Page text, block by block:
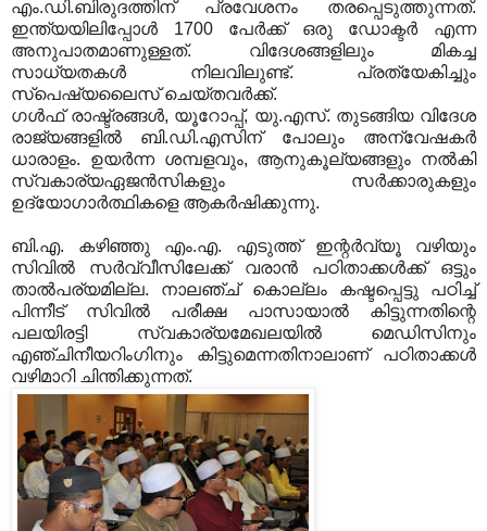
എം.ഡി.ബിരുദത്തിന് പ്രവേശനം തരപ്പെടുത്തുന്നത്.
ഇന്ത്യയിലിപ്പോള്‍ 1700 പേര്‍ക്ക് ഒരു ഡോക്ടര്‍ എന്ന
അനുപാതമാണുള്ളത്. വിദേശങ്ങളിലും മികച്ച
സാധ്യതകള്‍ നിലവിലുണ്ട്. പ്രത്യേകിച്ചും
സ്പെഷ്യലൈസ് ചെയ്തവര്‍ക്ക്.
ഗള്‍ഫ് രാഷ്ട്രങ്ങള്‍, യൂറോപ്പ്, യു.എസ്. തുടങ്ങിയ വിദേശ
രാജ്യങ്ങളില്‍ ബി.ഡി.എസിന് പോലും അന്വേഷകര്‍
ധാരാളം. ഉയര്‍ന്ന ശമ്പളവും, ആനുകൂല്യങ്ങളും നല്‍കി
സ്വകാര്യഏജന്‍സികളും സര്‍ക്കാരുകളും
ഉദ്യോഗാര്‍ത്ഥികളെ ആകര്‍ഷിക്കുന്നു.
ബി.എ. കഴിഞ്ഞു എം.എ. എടുത്ത് ഇന്റര്‍വ്യൂ വഴിയും
സിവില്‍ സര്‍വ്വീസിലേക്ക് വരാന്‍ പഠിതാക്കള്‍ക്ക് ഒട്ടും
താല്‍പര്യമില്ല. നാലഞ്ച് കൊല്ലം കഷ്ടപ്പെട്ടു പഠിച്ച്
പിന്നീട് സിവില്‍ പരീക്ഷ പാസായാല്‍ കിട്ടുന്നതിന്റെ
പലയിരട്ടി സ്വകാര്യമേഖലയില്‍ മെഡിസിനും
എഞ്ചിനീയറിംഗിനും കിട്ടുമെന്നതിനാലാണ് പഠിതാക്കള്‍
വഴിമാറി ചിന്തിക്കുന്നത്.